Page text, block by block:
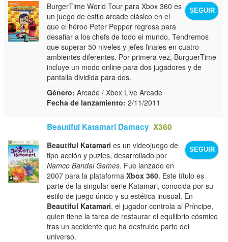
SEGUIR
BurgerTime World Tour para Xbox 360 es
un juego de estilo arcade clásico en el
que el héroe Peter Pepper regresa para
desafiar a los chefs de todo el mundo. Tendremos
que superar 50 niveles y jefes finales en cuatro
ambientes diferentes. Por primera vez, BurguerTime
incluye un modo online para dos jugadores y de
pantalla dividida para dos.
Género: Arcade / Xbox Live Arcade
Fecha de lanzamiento: 2/11/2011
Beautiful Katamari Damacy X360
SEGUIR
Beautiful Katamari es un videojuego de
tipo acción y puzles, desarrollado por
Namco Bandai Games. Fue lanzado en
2007 para la plataformaXbox 360. Este título es
parte de la singular serie Katamari, conocida por su
estilo de juego único y su estética inusual. En
Beautiful Katamari, el jugador controla al Príncipe,
quien tiene la tarea de restaurar el equilibrio cósmico
tras un accidente que ha destruido parte del
universo.